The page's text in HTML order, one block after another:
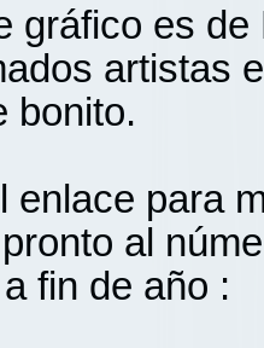
gráfico es
artistas
bonito.
enlace para
al
fin de año :